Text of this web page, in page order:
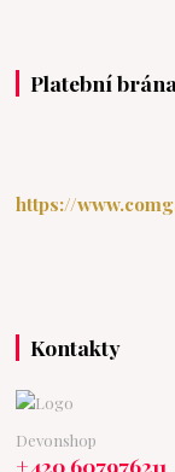
Platební
https://
Kontakty
Devonshop
+420 607976211